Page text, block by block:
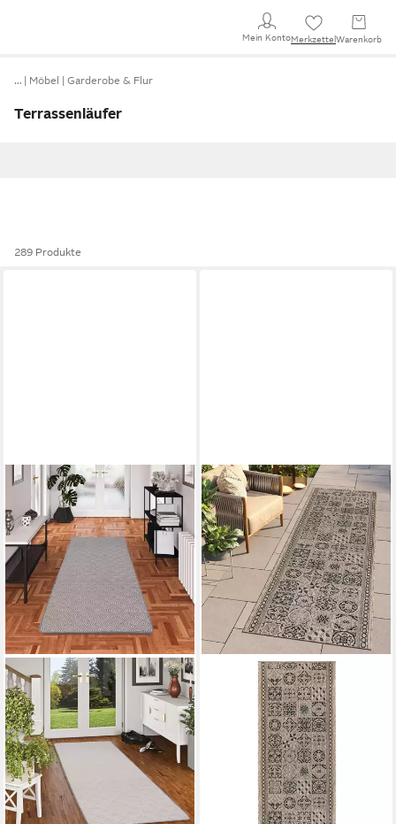
Mein KontoMerkzettel Warenkorb
… Möbel Garderobe & Flur
Terrassenläufer
289 Produkte